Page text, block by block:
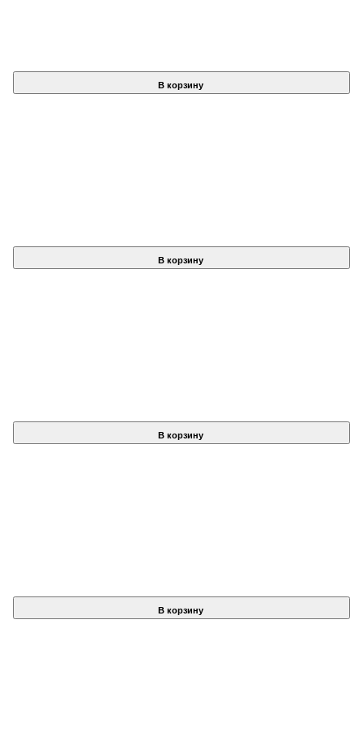
В корзину
В корзину
В корзину
В корзину